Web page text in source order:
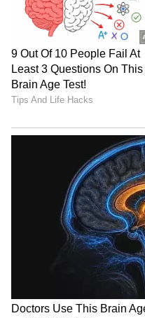
ಬುಧರು ವರ್ಷವಿಡೀ
ಮಾಡುತ್ತಿದ್ದಾರೆ,
ಶಾಶ್ವತ ಸಮೃದ್ಧಿಯ ಹಸಿರು
ಕೈಗೊಳ್ಳುವ ಯಾವುದೇ
ನಿಮ್ಮ ಮನಸ್ಸಿನಲ್ಲಿರುವ